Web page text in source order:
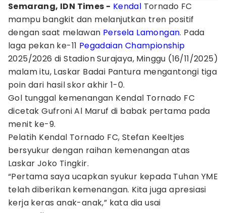
Semarang, IDN Times - Kendal Tornado FC
mampu bangkit dan melanjutkan tren positif
dengan saat melawan Persela Lamongan. Pada
laga pekan ke-11 Pegadaian Championship
2025/2026 di Stadion Surajaya, Minggu (16/11/2025)
malam itu, Laskar Badai Pantura mengantongi tiga
poin dari hasil skor akhir 1-0.
Gol tunggal kemenangan Kendal Tornado FC
dicetak Gufroni Al Maruf di babak pertama pada
menit ke-9.
Pelatih Kendal Tornado FC, Stefan Keeltjes
bersyukur dengan raihan kemenangan atas
Laskar Joko Tingkir.
“Pertama saya ucapkan syukur kepada Tuhan YME
telah diberikan kemenangan. Kita juga apresiasi
kerja keras anak-anak,” kata dia usai